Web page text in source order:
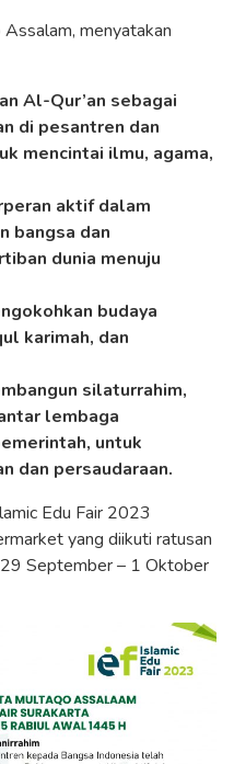
menyatakan
Al-Qur’an sebagai
di pesantren dan
mencintai ilmu, agama,
aktif dalam
bangsa dan
dunia menuju
budaya
karimah, dan
silaturrahim,
lembaga
untuk
dan persaudaraan.
Edu Fair 2023
yang diikuti ratusan
29 September – 1 Oktober